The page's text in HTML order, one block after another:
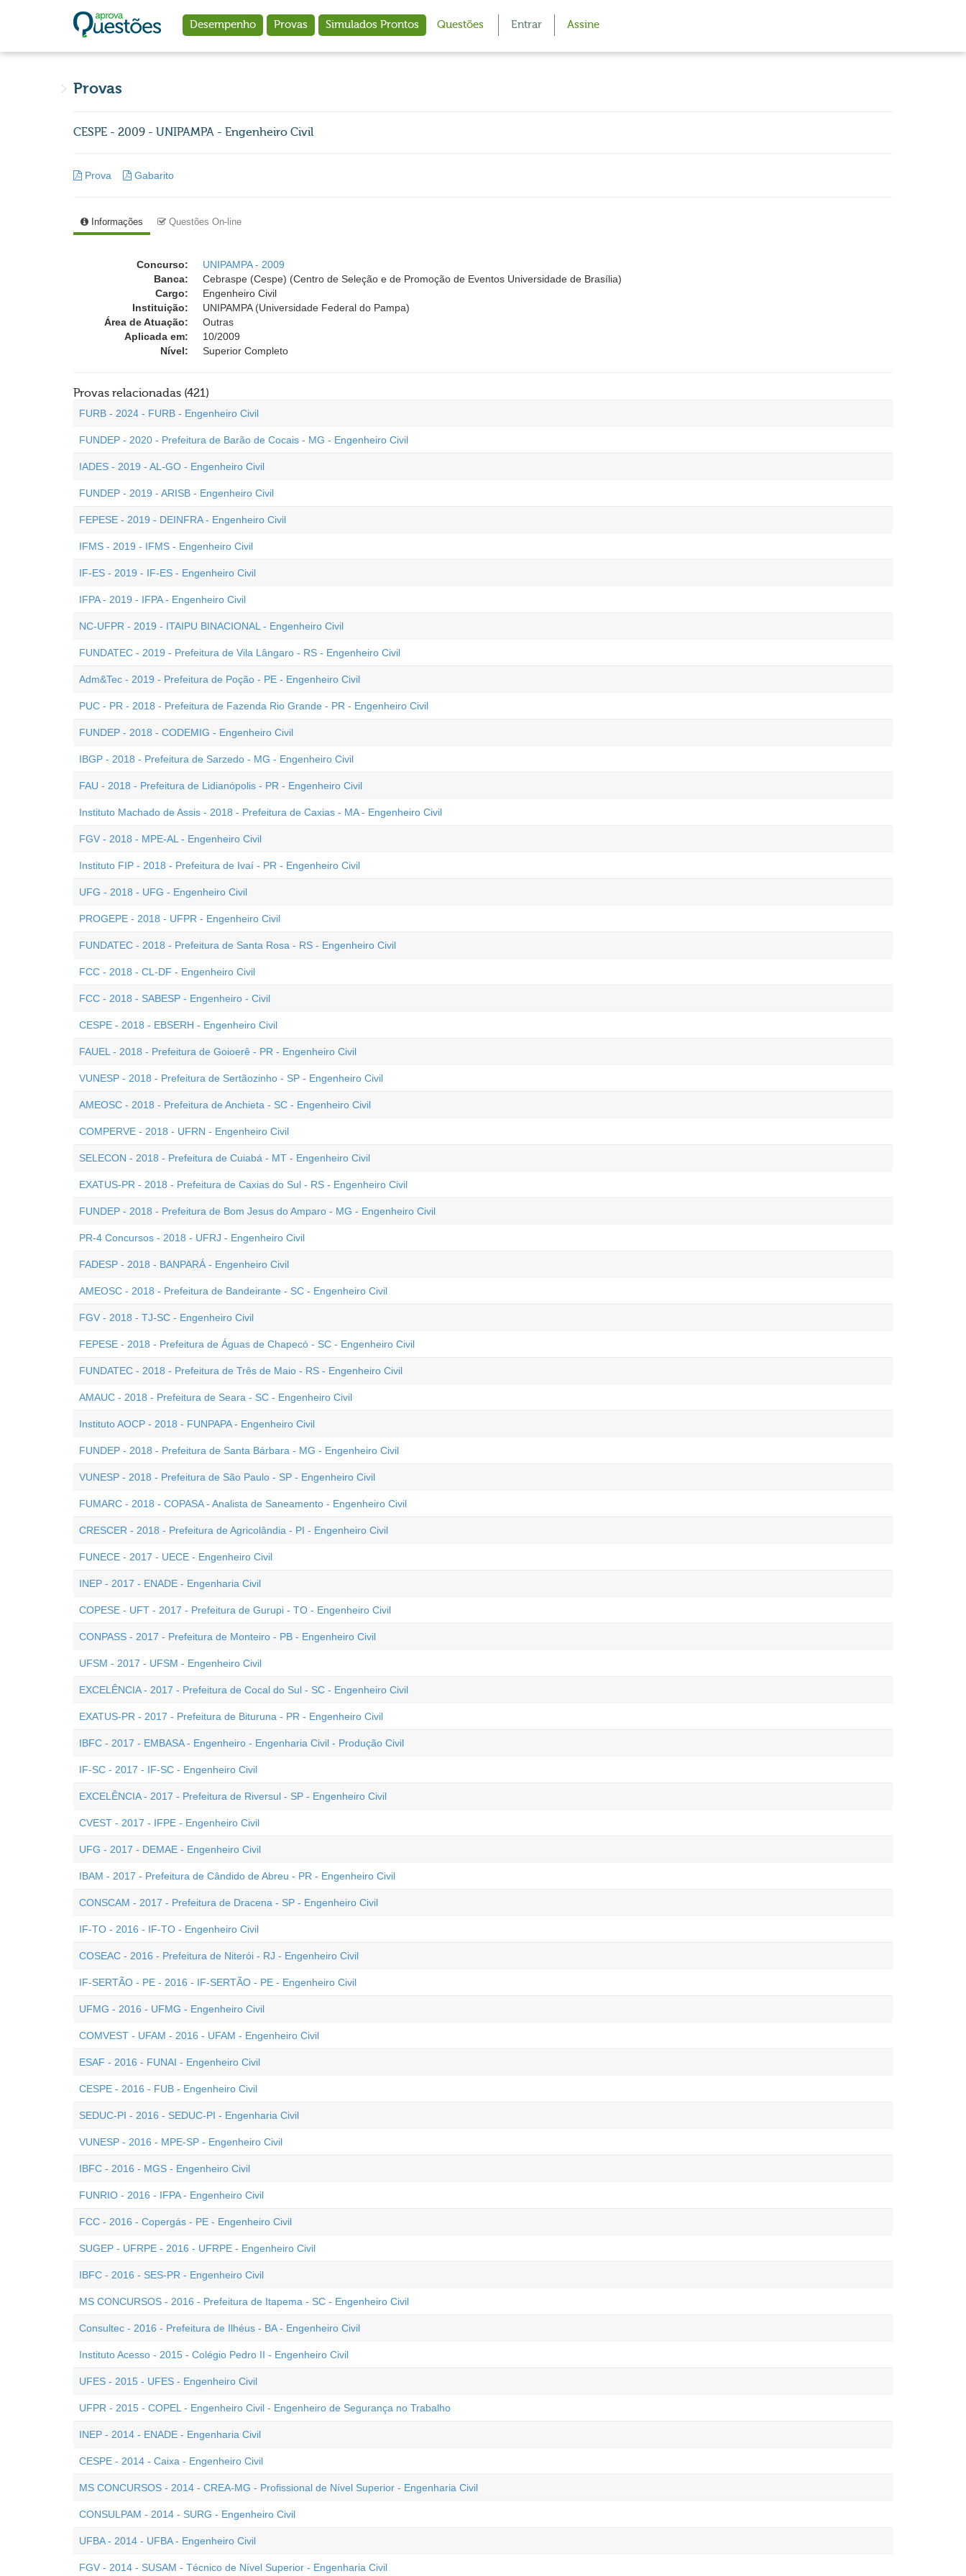
Desempenho Provas Simulados Prontos Questões Entrar Assine
Provas
CESPE - 2009 - UNIPAMPA - Engenheiro Civil
Prova Gabarito
Informações Questões On-line
Concurso:
UNIPAMPA - 2009
Banca:
Cebraspe (Cespe) (Centro de Seleção e de Promoção de Eventos Universidade de Brasília)
Cargo:
Engenheiro Civil
Instituição:
UNIPAMPA (Universidade Federal do Pampa)
Área de Atuação:
Outras
Aplicada em:
10/2009
Nível:
Superior Completo
Provas relacionadas (421)
FURB - 2024 - FURB - Engenheiro Civil
FUNDEP - 2020 - Prefeitura de Barão de Cocais - MG - Engenheiro Civil
IADES - 2019 - AL-GO - Engenheiro Civil
FUNDEP - 2019 - ARISB - Engenheiro Civil
FEPESE - 2019 - DEINFRA - Engenheiro Civil
IFMS - 2019 - IFMS - Engenheiro Civil
IF-ES - 2019 - IF-ES - Engenheiro Civil
IFPA - 2019 - IFPA - Engenheiro Civil
NC-UFPR - 2019 - ITAIPU BINACIONAL - Engenheiro Civil
FUNDATEC - 2019 - Prefeitura de Vila Lângaro - RS - Engenheiro Civil
Adm&Tec - 2019 - Prefeitura de Poção - PE - Engenheiro Civil
PUC - PR - 2018 - Prefeitura de Fazenda Rio Grande - PR - Engenheiro Civil
FUNDEP - 2018 - CODEMIG - Engenheiro Civil
IBGP - 2018 - Prefeitura de Sarzedo - MG - Engenheiro Civil
FAU - 2018 - Prefeitura de Lidianópolis - PR - Engenheiro Civil
Instituto Machado de Assis - 2018 - Prefeitura de Caxias - MA - Engenheiro Civil
FGV - 2018 - MPE-AL - Engenheiro Civil
Instituto FIP - 2018 - Prefeitura de Ivaí - PR - Engenheiro Civil
UFG - 2018 - UFG - Engenheiro Civil
PROGEPE - 2018 - UFPR - Engenheiro Civil
FUNDATEC - 2018 - Prefeitura de Santa Rosa - RS - Engenheiro Civil
FCC - 2018 - CL-DF - Engenheiro Civil
FCC - 2018 - SABESP - Engenheiro - Civil
CESPE - 2018 - EBSERH - Engenheiro Civil
FAUEL - 2018 - Prefeitura de Goioerê - PR - Engenheiro Civil
VUNESP - 2018 - Prefeitura de Sertãozinho - SP - Engenheiro Civil
AMEOSC - 2018 - Prefeitura de Anchieta - SC - Engenheiro Civil
COMPERVE - 2018 - UFRN - Engenheiro Civil
SELECON - 2018 - Prefeitura de Cuiabá - MT - Engenheiro Civil
EXATUS-PR - 2018 - Prefeitura de Caxias do Sul - RS - Engenheiro Civil
FUNDEP - 2018 - Prefeitura de Bom Jesus do Amparo - MG - Engenheiro Civil
PR-4 Concursos - 2018 - UFRJ - Engenheiro Civil
FADESP - 2018 - BANPARÁ - Engenheiro Civil
AMEOSC - 2018 - Prefeitura de Bandeirante - SC - Engenheiro Civil
FGV - 2018 - TJ-SC - Engenheiro Civil
FEPESE - 2018 - Prefeitura de Águas de Chapecó - SC - Engenheiro Civil
FUNDATEC - 2018 - Prefeitura de Três de Maio - RS - Engenheiro Civil
AMAUC - 2018 - Prefeitura de Seara - SC - Engenheiro Civil
Instituto AOCP - 2018 - FUNPAPA - Engenheiro Civil
FUNDEP - 2018 - Prefeitura de Santa Bárbara - MG - Engenheiro Civil
VUNESP - 2018 - Prefeitura de São Paulo - SP - Engenheiro Civil
FUMARC - 2018 - COPASA - Analista de Saneamento - Engenheiro Civil
CRESCER - 2018 - Prefeitura de Agricolândia - PI - Engenheiro Civil
FUNECE - 2017 - UECE - Engenheiro Civil
INEP - 2017 - ENADE - Engenharia Civil
COPESE - UFT - 2017 - Prefeitura de Gurupi - TO - Engenheiro Civil
CONPASS - 2017 - Prefeitura de Monteiro - PB - Engenheiro Civil
UFSM - 2017 - UFSM - Engenheiro Civil
EXCELÊNCIA - 2017 - Prefeitura de Cocal do Sul - SC - Engenheiro Civil
EXATUS-PR - 2017 - Prefeitura de Bituruna - PR - Engenheiro Civil
IBFC - 2017 - EMBASA - Engenheiro - Engenharia Civil - Produção Civil
IF-SC - 2017 - IF-SC - Engenheiro Civil
EXCELÊNCIA - 2017 - Prefeitura de Riversul - SP - Engenheiro Civil
CVEST - 2017 - IFPE - Engenheiro Civil
UFG - 2017 - DEMAE - Engenheiro Civil
IBAM - 2017 - Prefeitura de Cândido de Abreu - PR - Engenheiro Civil
CONSCAM - 2017 - Prefeitura de Dracena - SP - Engenheiro Civil
IF-TO - 2016 - IF-TO - Engenheiro Civil
COSEAC - 2016 - Prefeitura de Niterói - RJ - Engenheiro Civil
IF-SERTÃO - PE - 2016 - IF-SERTÃO - PE - Engenheiro Civil
UFMG - 2016 - UFMG - Engenheiro Civil
COMVEST - UFAM - 2016 - UFAM - Engenheiro Civil
ESAF - 2016 - FUNAI - Engenheiro Civil
CESPE - 2016 - FUB - Engenheiro Civil
SEDUC-PI - 2016 - SEDUC-PI - Engenharia Civil
VUNESP - 2016 - MPE-SP - Engenheiro Civil
IBFC - 2016 - MGS - Engenheiro Civil
FUNRIO - 2016 - IFPA - Engenheiro Civil
FCC - 2016 - Copergás - PE - Engenheiro Civil
SUGEP - UFRPE - 2016 - UFRPE - Engenheiro Civil
IBFC - 2016 - SES-PR - Engenheiro Civil
MS CONCURSOS - 2016 - Prefeitura de Itapema - SC - Engenheiro Civil
Consultec - 2016 - Prefeitura de Ilhéus - BA - Engenheiro Civil
Instituto Acesso - 2015 - Colégio Pedro II - Engenheiro Civil
UFES - 2015 - UFES - Engenheiro Civil
UFPR - 2015 - COPEL - Engenheiro Civil - Engenheiro de Segurança no Trabalho
INEP - 2014 - ENADE - Engenharia Civil
CESPE - 2014 - Caixa - Engenheiro Civil
MS CONCURSOS - 2014 - CREA-MG - Profissional de Nível Superior - Engenharia Civil
CONSULPAM - 2014 - SURG - Engenheiro Civil
UFBA - 2014 - UFBA - Engenheiro Civil
FGV - 2014 - SUSAM - Técnico de Nível Superior - Engenharia Civil